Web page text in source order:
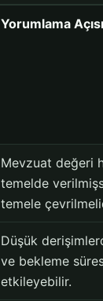
Yorumlama
Mevzuat değeri
temelde
temele
Düşük
ve bekleme
etkileyebilir.